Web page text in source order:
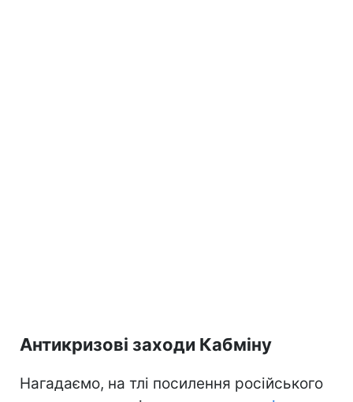
Антикризові заходи Кабміну
Нагадаємо, на тлі посилення російського